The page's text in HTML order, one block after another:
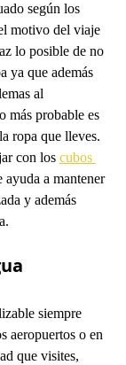
según los
motivo del viaje
lo posible de no
ya que además
al
más probable es
ropa que lleves.
con los cubos
ayuda a mantener
y además
siempre
aeropuertos o en
que visites,